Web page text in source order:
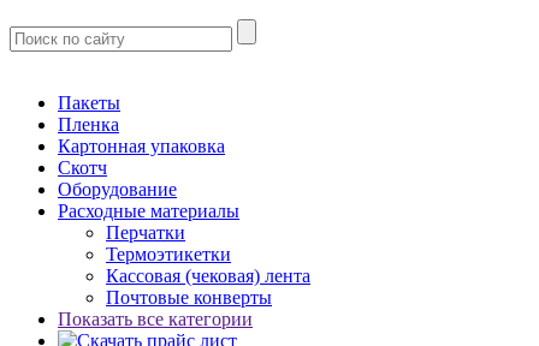
Пакеты
Пленка
Картонная упаковка
Скотч
Оборудование
Расходные материалы
Перчатки
Термоэтикетки
Кассовая (чековая) лента
Почтовые конверты
Показать все категории